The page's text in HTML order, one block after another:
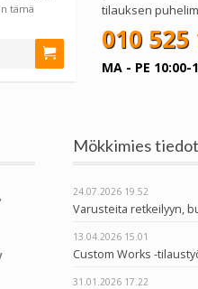
tämä
tilauksen
010 525
MA - PE 10:00-
Mökkimies
24.07.2026 19.52
13.04.2026 15.01
Custom Works -
31.01.2026 17.22